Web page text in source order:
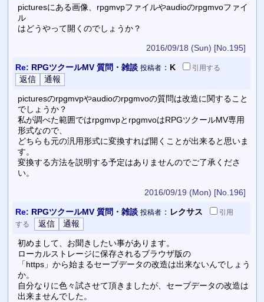
picturesにある画像、rpgmvpファイルやaudioのrpgmvoファイ
ル
はどうやって開くのでしょうか？
2016/09/18 (Sun) [No.195]
Re: RPGツクールMV 質問・雑談 投稿者： K 引用する
picturesのrpgmvpやaudioのrpgmvoの質問は改造に関すること
でしょうか？
私が調べた範囲ではrpgmvpとrpgmvoはRPGツクールMV専用
形式なので、
どちらも元の汎用形式に変換すれば開くことが出来ると思いま
す。
変換する方法を説明する予定はありませんのでご了承くださ
い。
2016/09/19 (Mon) [No.196]
Re: RPGツクールMV 質問・雑談 投稿者： レクサス
引用
する
初めまして、お聞きしたい事があります。
ローカルストレージに保存されるブラウザ版の
「https」から始まるセーブデータの改造は出来ないんでしょう
か。
自分なりに色々試させて頂きましたが、セーブデータの改造は
出来ませんでした。